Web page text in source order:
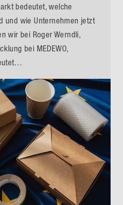
bedeutet, welche
und wie Unternehmen jetzt
wir bei Roger Werndli,
bei MEDEWO,